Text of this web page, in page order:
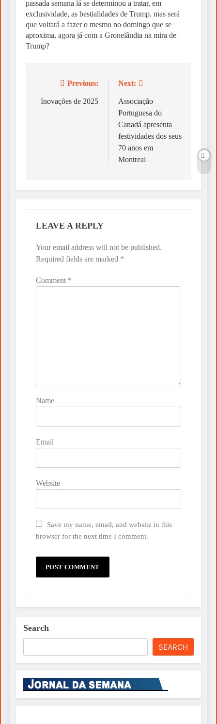
passada semana lá se determinou a tratar, em
exclusividade, as bestialidades de Trump, mas será
que voltará a fazer o mesmo no domingo que se
aproxima, agora já com a Gronelândia na mira de
Trump?
navigation
Previous:
Inovações de 2025
Next:
Associação
Portuguesa do
Canadá apresenta
festividades dos seus
70 anos em
Montreal
LEAVE A REPLY
Your email address will not be published.
Required fields are marked *
Comment *
Name
Email
Website
Save my name, email, and website in this
browser for the next time I comment.
Search
SEARCH